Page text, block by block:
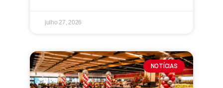
julho 27, 2026
NOTÍCIAS